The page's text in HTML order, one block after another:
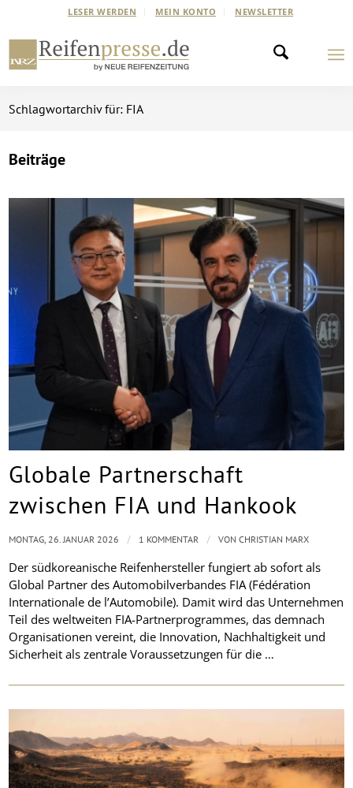
LESER WERDEN MEIN KONTO NEWSLETTER
Schlagwortarchiv für: FIA
Beiträge
Globale Partnerschaft
zwischen FIA und Hankook
Der südkoreanische Reifenhersteller fungiert ab sofort als
Global Partner des Automobilverbandes FIA (Fédération
Internationale de l’Automobile). Damit wird das Unternehmen
Teil des weltweiten FIA-Partnerprogrammes, das demnach
Organisationen vereint, die Innovation, Nachhaltigkeit und
Sicherheit als zentrale Voraussetzungen für die …
MONTAG, 26. JANUAR 2026 / 1 KOMMENTAR / VONCHRISTIAN MARX